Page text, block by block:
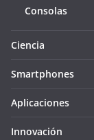
Consolas
Ciencia
Smartphones
Aplicaciones
Innovación